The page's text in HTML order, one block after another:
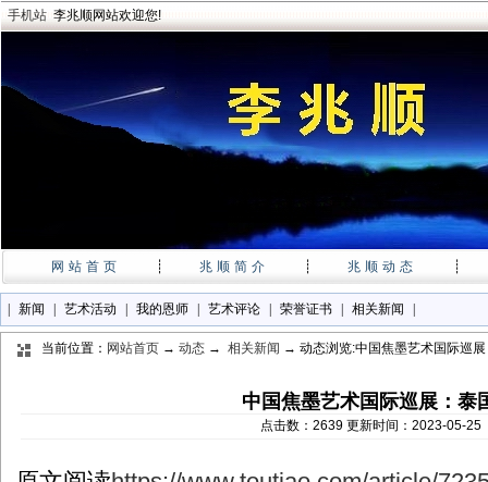
手机站 李兆顺网站欢迎您!
网站首页 ┊ 兆顺简介 ┊ 兆顺动态 ┊
新闻 艺术活动 我的恩师 艺术评论 荣誉证书 相关新闻
当前位置： 网站首页 → 动态 → 相关新闻 → 动态浏览:中国焦墨艺术国际巡
中国焦墨艺术国际巡展：泰
点击数：2639 更新时间：2023-05-25